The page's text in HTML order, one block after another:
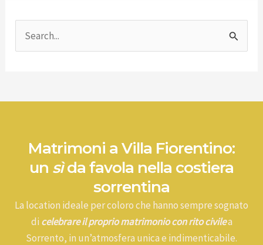
c
Matrimoni a Villa Fiorentino:
un sìda favola nella costiera
sorrentina
La location ideale per coloro che hanno sempre sognato
di celebrare il proprio matrimonio con rito civilea
Sorrento, in un’atmosfera unica e indimenticabile.